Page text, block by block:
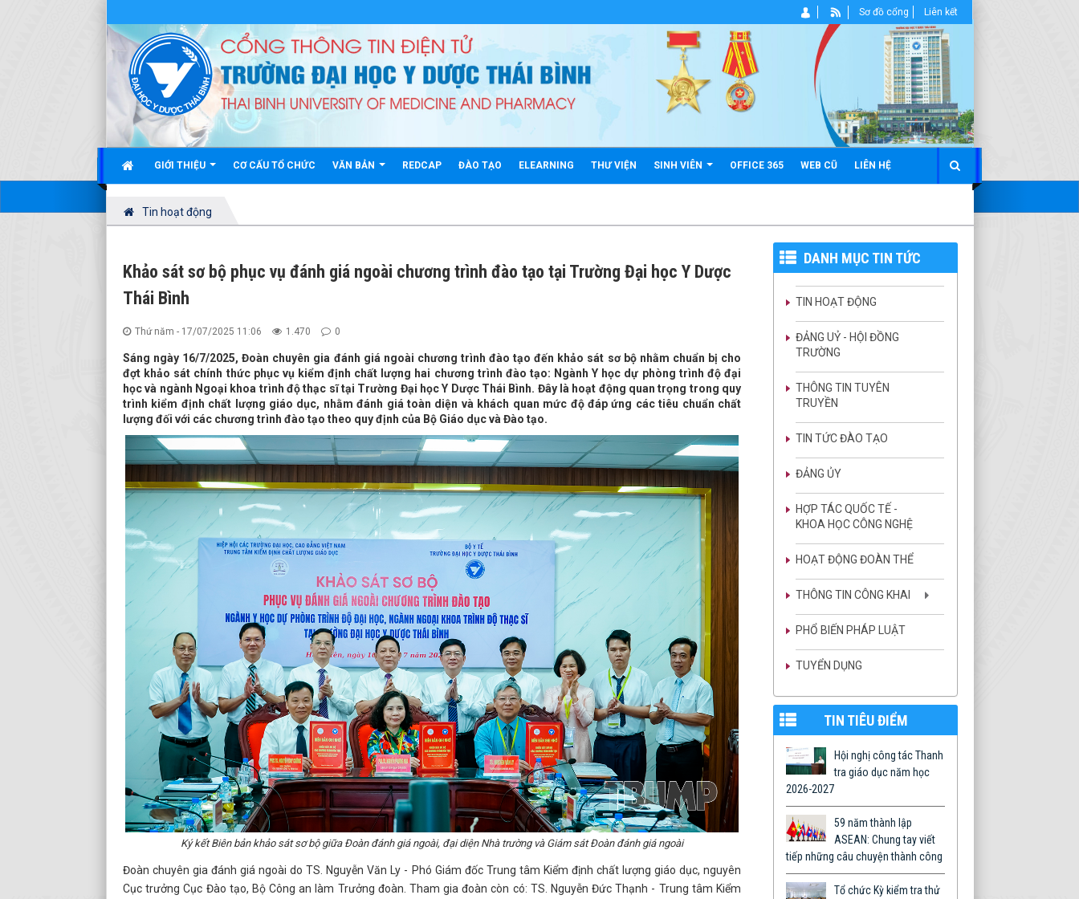
GIỚI THIỆU CƠ CẤU TỔ CHỨC VĂN BẢN REDCAP ĐÀO TẠO ELEARNING THƯ VIỆN SINH VIÊN OFFICE 365 WEB CŨ LIÊN HỆ
Sơ đồ cổng Liên kết
Tin hoạt động
Khảo sát sơ bộ phục vụ đánh giá ngoài chương trình đào tạo tại Trường Đại học Y Dược
Thái Bình
Thứ năm - 17/07/2025 11:06 1.470 0
Sáng ngày 16/7/2025, Đoàn chuyên gia đánh giá ngoài chương trình đào tạo đến khảo sát sơ bộ nhằm chuẩn bị cho
đợt khảo sát chính thức phục vụ kiểm định chất lượng hai chương trình đào tạo: Ngành Y học dự phòng trình độ đại
học và ngành Ngoại khoa trình độ thạc sĩ tại Trường Đại học Y Dược Thái Bình. Đây là hoạt động quan trọng trong quy
trình kiểm định chất lượng giáo dục, nhằm đánh giá toàn diện và khách quan mức độ đáp ứng các tiêu chuẩn chất
lượng đối với các chương trình đào tạo theo quy định của Bộ Giáo dục và Đào tạo.
Ký kết Biên bản khảo sát sơ bộ giữa Đoàn đánh giá ngoài, đại diện Nhà trường và Giám sát Đoàn đánh giá ngoài
Đoàn chuyên gia đánh giá ngoài do TS. Nguyễn Văn Ly - Phó Giám đốc Trung tâm Kiểm định chất lượng giáo dục, nguyên
Cục trưởng Cục Đào tạo, Bộ Công an làm Trưởng đoàn. Tham gia đoàn còn có: TS. Nguyễn Đức Thạnh - Trung tâm Kiểm
DANH MỤC TIN TỨC
TIN HOẠT ĐỘNG
ĐẢNG UỶ - HỘI ĐỒNG
TRƯỜNG
THÔNG TIN TUYÊN
TRUYỀN
TIN TỨC ĐÀO TẠO
ĐẢNG ỦY
HỢP TÁC QUỐC TẾ -
KHOA HỌC CÔNG NGHỆ
HOẠT ĐỘNG ĐOÀN THỂ
THÔNG TIN CÔNG KHAI
PHỔ BIẾN PHÁP LUẬT
TUYỂN DỤNG
TIN TIÊU ĐIỂM
Hội nghị công tác Thanh
tra giáo dục năm học
2026-2027
59 năm thành lập
ASEAN: Chung tay viết
tiếp những câu chuyện thành công
Tổ chức Kỳ kiểm tra thử